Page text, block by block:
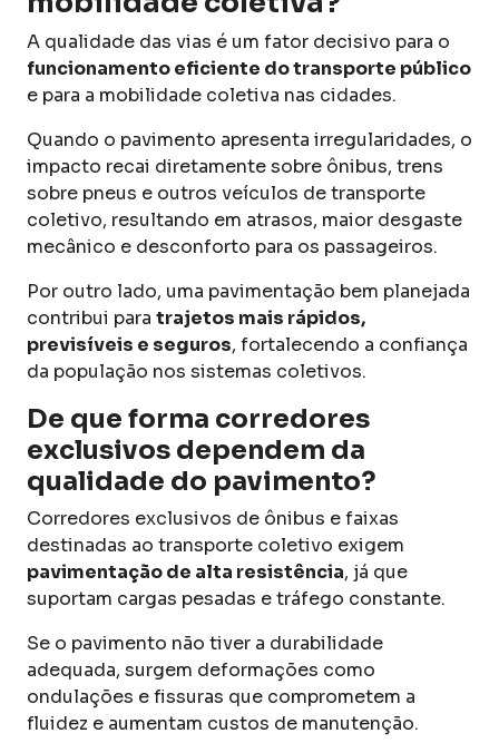
A qualidade das vias é um fator decisivo para o
funcionamento eficiente do transporte público
e para a mobilidade coletiva nas cidades.
Quando o pavimento apresenta irregularidades, o
impacto recai diretamente sobre ônibus, trens
sobre pneus e outros veículos de transporte
coletivo, resultando em atrasos, maior desgaste
mecânico e desconforto para os passageiros.
Por outro lado, uma pavimentação bem planejada
contribui para trajetos mais rápidos,
previsíveis e seguros, fortalecendo a confiança
da população nos sistemas coletivos.
De que forma corredores
exclusivos dependem da
qualidade do pavimento?
Corredores exclusivos de ônibus e faixas
destinadas ao transporte coletivo exigem
pavimentação de alta resistência, já que
suportam cargas pesadas e tráfego constante.
Se o pavimento não tiver a durabilidade
adequada, surgem deformações como
ondulações e fissuras que comprometem a
fluidez e aumentam custos de manutenção.